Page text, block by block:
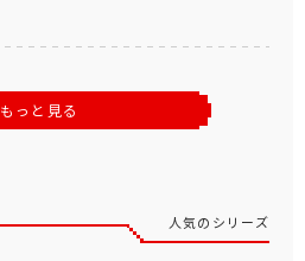
もっと見る
人気のシリーズ